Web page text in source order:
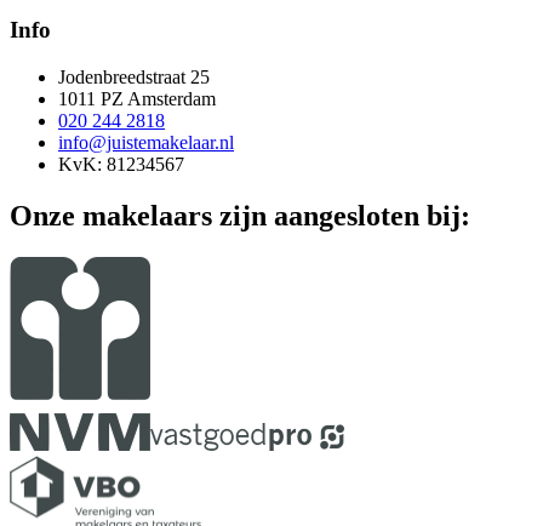
Info
Jodenbreedstraat 25
1011 PZ Amsterdam
020 244 2818
info@juistemakelaar.nl
KvK: 81234567
Onze makelaars zijn aangesloten bij: